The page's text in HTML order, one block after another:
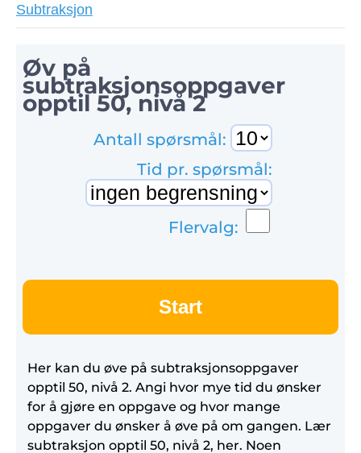
Subtraksjon
Øv på
subtraksjonsoppgaver
opptil 50, nivå 2
Antall spørsmål:
Tid pr. spørsmål:
Flervalg:
Start
Her kan du øve på subtraksjonsoppgaver
opptil 50, nivå 2. Angi hvor mye tid du ønsker
for å gjøre en oppgave og hvor mange
oppgaver du ønsker å øve på om gangen. Lær
subtraksjon opptil 50, nivå 2, her. Noen